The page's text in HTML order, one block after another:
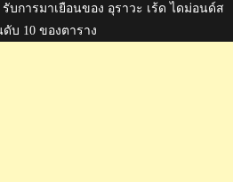
บการมาเยือนของ อุราวะ เร้ด ไดม่อนด์ส
บ 10 ของตาราง